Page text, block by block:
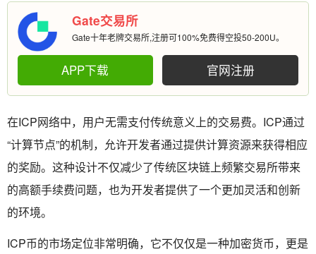
Gate交易所
Gate十年老牌交易所,注册可100%免费得空投50-200U。
APP下载 官网注册
在ICP网络中，用户无需支付传统意义上的交易费。ICP通过
“计算节点”的机制，允许开发者通过提供计算资源来获得相应
的奖励。这种设计不仅减少了传统区块链上频繁交易所带来
的高额手续费问题，也为开发者提供了一个更加灵活和创新
的环境。
ICP币的市场定位非常明确，它不仅仅是一种加密货币，更是